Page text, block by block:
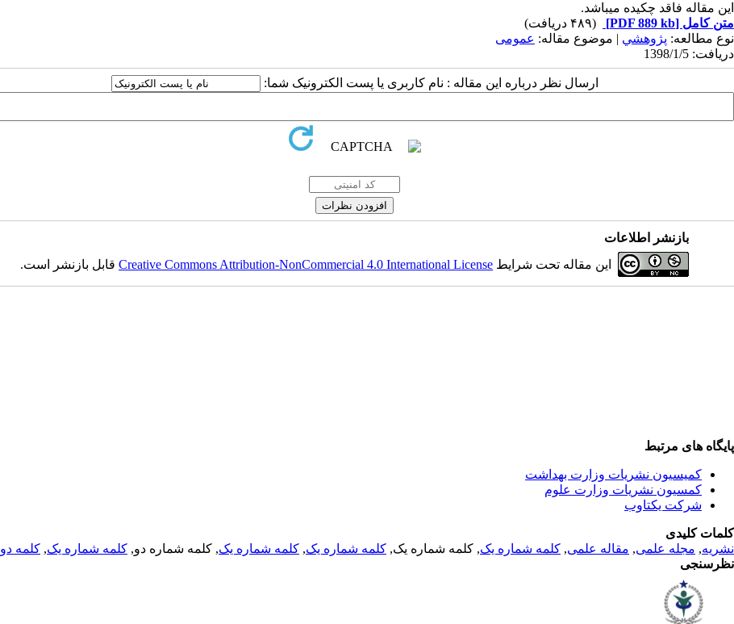
این مقاله فاقد چکیده می​باشد.
متن کامل [PDF 889 kb]
(۴۸۹ دریافت)
نوع مطالعه: پژوهشي | موضوع مقاله: عمومى
دریافت: 1398/1/5
ارسال نظر درباره این مقاله : نام کاربری یا پست الکترونیک شما:
بازنشر اطلاعات
این مقاله تحت شرایط Creative Commons Attribution-NonCommercial 4.0 International Licenseقابل بازنشر است.
پایگاه های مرتبط
کمیسیون نشریات وزارت بهداشت
کمسیون نشریات وزارت علوم
شرکت یکتاوب
کلمات کلیدی
نشریه, مجله علمی, مقاله علمی, کلمه شماره یک, کلمه شماره یک, کلمه شماره یک, کلمه شماره یک, کلمه شماره دو, کلمه شماره یک, کلمه دو
نظرسنجی